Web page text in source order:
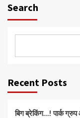
Search
Recent Posts
बिग ब्रेकिंग…! पार्क ग्रुप